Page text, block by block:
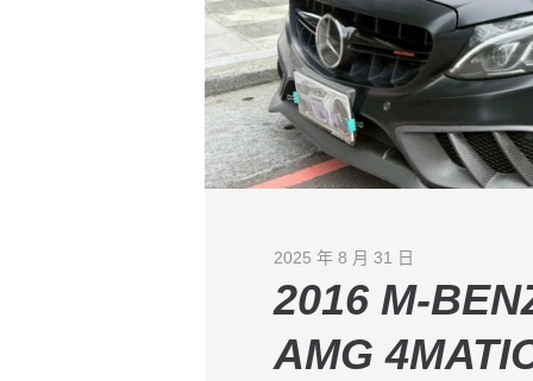
2025 年 8 月 31 日
2016 M-
AMG